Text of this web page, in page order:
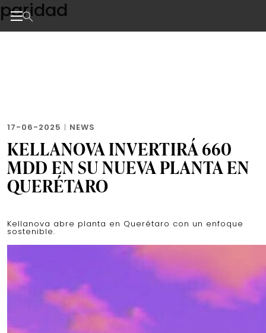
Skip
to
the
paridad
17-06-2025 | NEWS
KELLANOVA INVERTIRÁ 660
MDD EN SU NUEVA PLANTA EN
QUERÉTARO
Kellanova abre planta en Querétaro con un enfoque
sostenible.